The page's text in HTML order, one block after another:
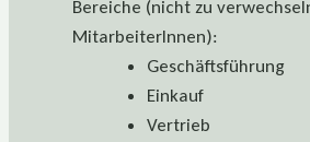
Bereiche (nicht zu
MitarbeiterInnen):
Geschäftsführung
Einkauf
Vertrieb